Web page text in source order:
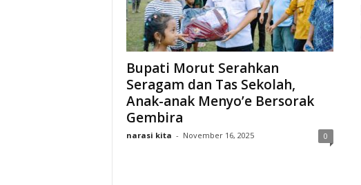
Bupati Morut Serahkan
Seragam dan Tas Sekolah,
Anak-anak Menyo’e Bersorak
Gembira
narasi kita - November 16, 2025 0